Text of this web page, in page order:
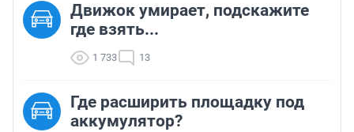
Движок умирает, подскажите
где взять...
1 733 13
Где расширить площадку под
аккумулятор?